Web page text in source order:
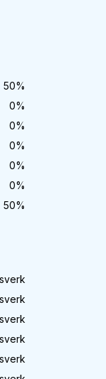
50%
0%
0%
0%
0%
0%
50%